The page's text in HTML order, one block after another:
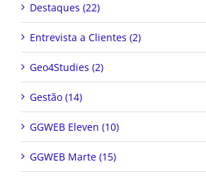
Destaques (22)
Entrevista a Clientes (2)
Geo4Studies (2)
Gestão (14)
GGWEB Eleven (10)
GGWEB Marte (15)